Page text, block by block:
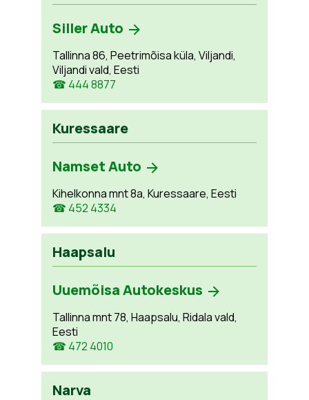
Siller Auto
Tallinna 86, Peetrimõisa küla, Viljandi,
Viljandi vald, Eesti
☎ 444 8877
Kuressaare
Namset Auto
Kihelkonna mnt 8a, Kuressaare, Eesti
☎ 452 4334
Haapsalu
Uuemõisa Autokeskus
Tallinna mnt 78, Haapsalu, Ridala vald,
Eesti
☎ 472 4010
Narva